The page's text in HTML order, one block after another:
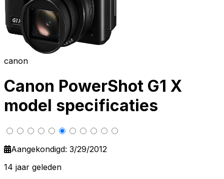
canon
Canon PowerShot G1 X
model specificaties
Aangekondigd: 3/29/2012
14 jaar geleden